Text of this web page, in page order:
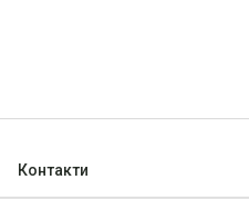
Контакти